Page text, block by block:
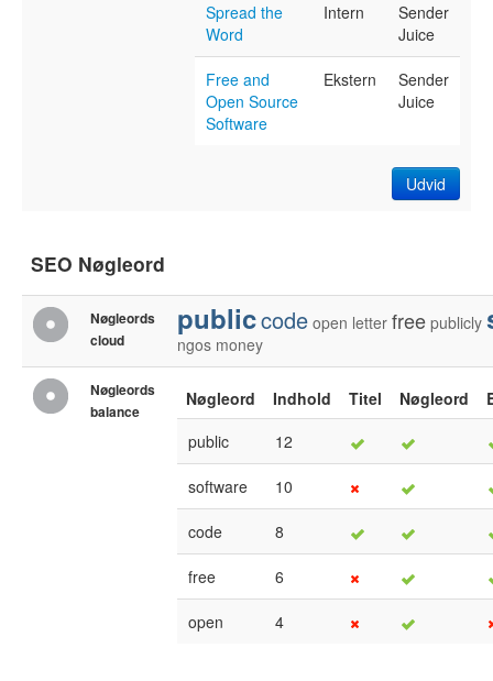
Spread the
Word
Intern
Sender
Juice
Free and
Open Source
Software
Ekstern
Sender
Juice
Udvid
SEO Nøgleord
Nøgleords
cloud
publiccode open letter free publicly
ngos money
Nøgleords
balance
Nøgleord Indhold Titel Nøgleord
public
12
software 10
code 8
free 6
open 4